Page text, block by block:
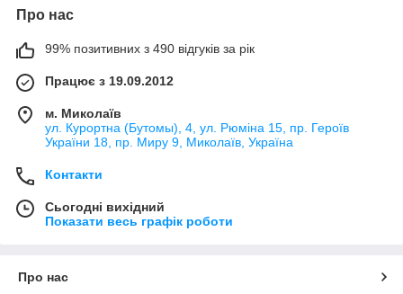
Про нас
99% позитивних з 490 відгуків за рік
Працює з 19.09.2012
м. Миколаїв
ул. Курортна (Бутомы), 4, ул. Рюміна 15, пр. Героїв
України 18, пр. Миру 9, Миколаїв, Україна
Контакти
Сьогодні вихідний
Показати весь графік роботи
Про нас